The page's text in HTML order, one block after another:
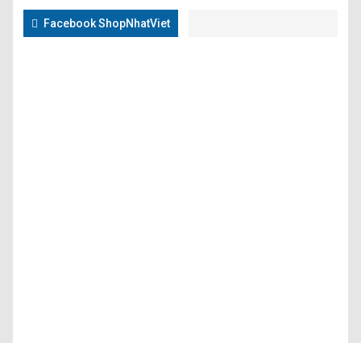
Facebook ShopNhatViet